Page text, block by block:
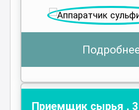
Приемщик сырья ,